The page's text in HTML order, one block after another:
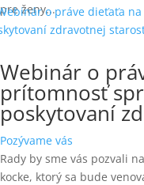
pre ženy...
Webinár o
prítomnosť
poskytovaní
Pozývame vás
Rady by sme vás pozvali
kocke, ktorý sa bude